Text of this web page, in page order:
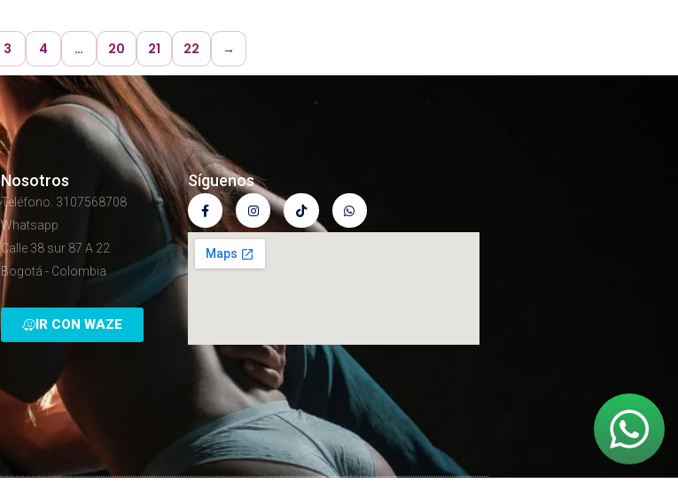
3 4 … 20 21 22 →
Nosotros
Teléfono: 3107568708
Whatsapp
Calle 38 sur 87 A 22
Bogotá - Colombia
IR CON WAZE
Síguenos